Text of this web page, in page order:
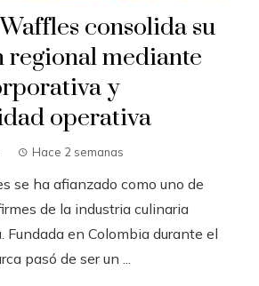
consolida su
regional mediante
y
operativa
Hace 2 semanas
se ha afianzado como uno de
de la industria culinaria
Fundada en Colombia durante el
pasó de ser un ...